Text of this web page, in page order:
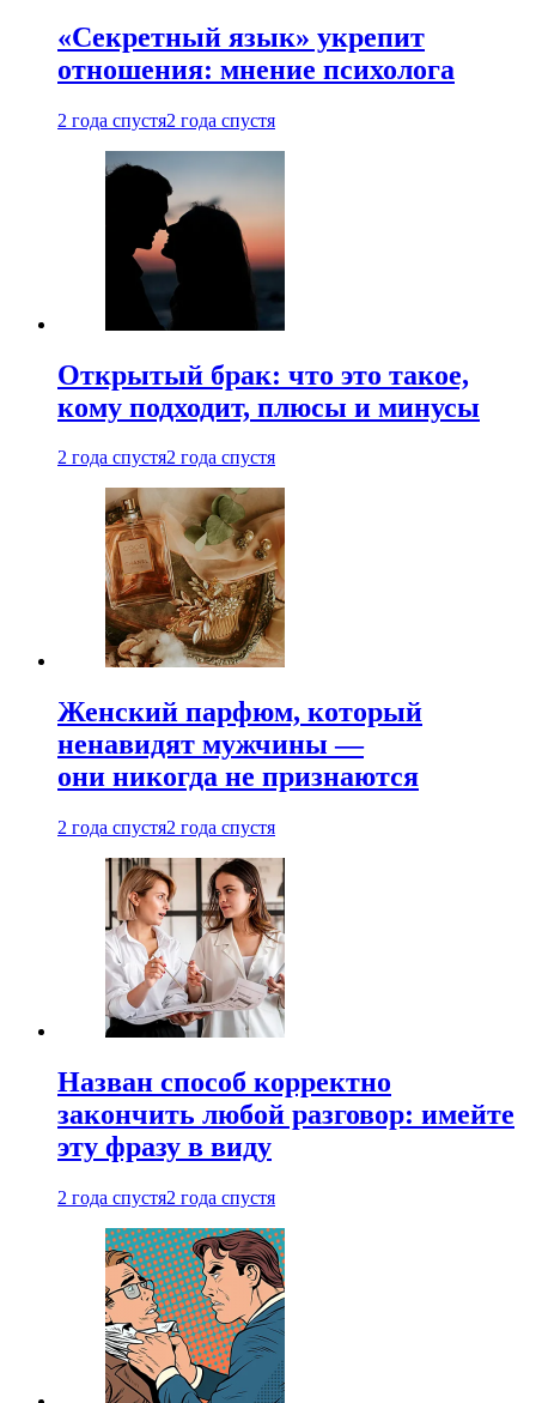
«Секретный язык» укрепит
отношения: мнение психолога
2 года спустя2 года спустя
Открытый брак: что это такое,
кому подходит, плюсы и минусы
2 года спустя2 года спустя
Женский парфюм, который
ненавидят мужчины —
они никогда не признаются
2 года спустя2 года спустя
Назван способ корректно
закончить любой разговор: имейте
эту фразу в виду
2 года спустя2 года спустя